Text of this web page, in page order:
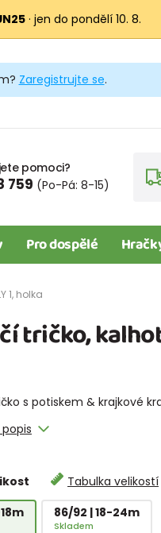
· jen do pondělí 10. 8.
Zaregistrujte se.
pomoci?
759 (Po-Pá: 8-15)
Pro dospělé
1, holka
tričko,
s potiskem & krajkové
Tabulka velikostí
86/92 | 18-24m
Skladem